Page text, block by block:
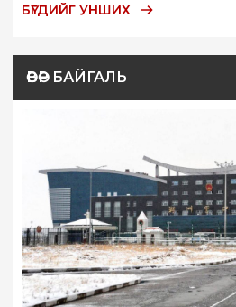
БҮГДИЙГ УНШИХ
ӨВӨР БАЙГАЛЬ